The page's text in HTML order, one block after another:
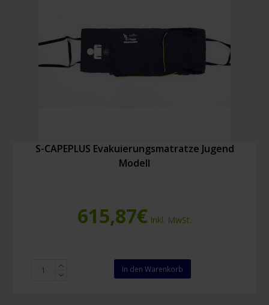
S-CAPEPLUS Evakuierungsmatratze Jugend
Modell
615,87€ Inkl. MwSt.
CAPEPLUS
In den Warenkorb